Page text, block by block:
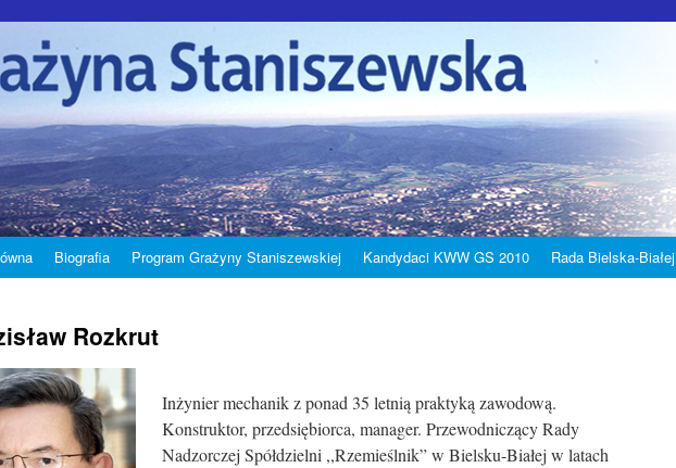
Biografia Program Grażyny Staniszewskiej Kandydaci KWW GS 2010 Rada Bielska-Białej
Rozkrut
Inżynier mechanik z ponad 35 letnią praktyką zawodową.
Konstruktor, przedsiębiorca, manager. Przewodniczący Rady
Nadzorczej Spółdzielni ,,Rzemieślnik” w Bielsku-Białej w latach